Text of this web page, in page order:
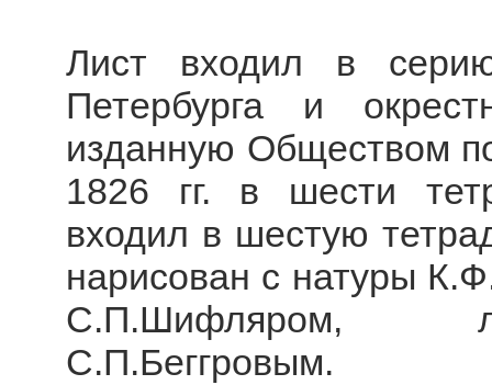
Лист входил в
Петербурга и
изданную Обществом
1826 гг. в шести
входил в шестую
нарисован с натуры
С.П.Шифляром,
С.П.Беггровым.